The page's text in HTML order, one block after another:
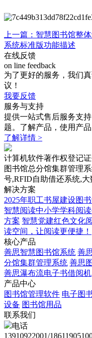
上一篇：智慧图书馆整
系统标准版功能描述
在线反馈
on line feedback
为了更好的服务，我们
议！
我要反馈
服务与支持
提供一站式售后服务支
题。了解产品，使用产品
了解详情 >
计算机软件著作权登记
图书馆总分馆集群管理
号,RFID自助借还系统,
解决方案
2025年职工书屋建设图
智慧阅读中小学学科阅
方案 智慧党建红色文化
读空间，让阅读更便捷！
核心产品
善思智慧图书馆系统 善
分馆集群管理系统 善思
善思瀑布流电子书借阅机
产品中心
图书馆管理软件 电子图
设备 图书馆用品
联系我们
电话
13910922001/